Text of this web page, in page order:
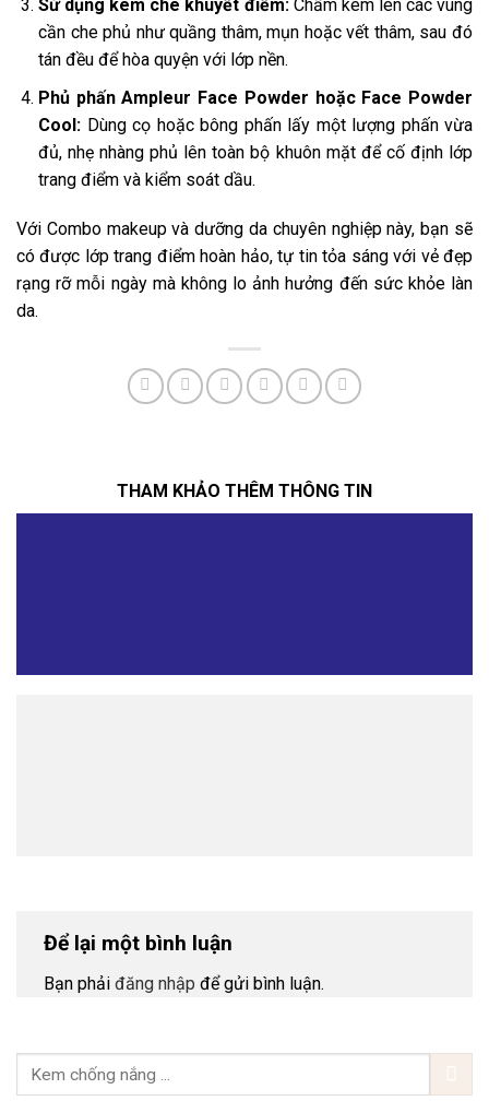
Sử dụng kem che khuyết điểm:Chấm kem lên các vùng
cần che phủ như quầng thâm, mụn hoặc vết thâm, sau đó
tán đều để hòa quyện với lớp nền.
Phủ phấn Ampleur Face Powder hoặc Face Powder
Cool: Dùng cọ hoặc bông phấn lấy một lượng phấn vừa
đủ, nhẹ nhàng phủ lên toàn bộ khuôn mặt để cố định lớp
trang điểm và kiểm soát dầu.
Với Combo makeup và dưỡng da chuyên nghiệp này, bạn sẽ
có được lớp trang điểm hoàn hảo, tự tin tỏa sáng với vẻ đẹp
rạng rỡ mỗi ngày mà không lo ảnh hưởng đến sức khỏe làn
da.
THAM KHẢO THÊM THÔNG TIN
Để lại một bình luận
Bạn phải đăng nhập để gửi bình luận.